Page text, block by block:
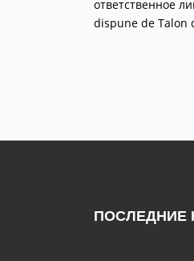
ответственное
dispune de Talon
ПОСЛЕДНИЕ